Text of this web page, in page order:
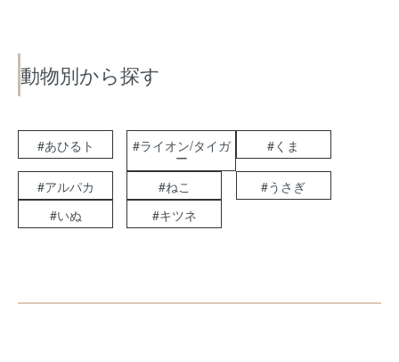
動物別から探す
#あひるト #ライオン/タイガ
ー
#くま
#アルパカ #ねこ
#うさぎ
#いぬ
#キツネ